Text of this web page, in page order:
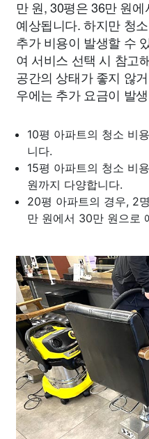
만 원, 30평은 36만 원
예상됩니다. 하지만 청
추가 비용이 발생할 수
여 서비스 선택 시 참고
공간의 상태가 좋지 않
우에는 추가 요금이 발
10평 아파트의 청소 비
니다.
15평 아파트의 청소 비
원까지 다양합니다.
20평 아파트의 경우, 2
만 원에서 30만 원으로